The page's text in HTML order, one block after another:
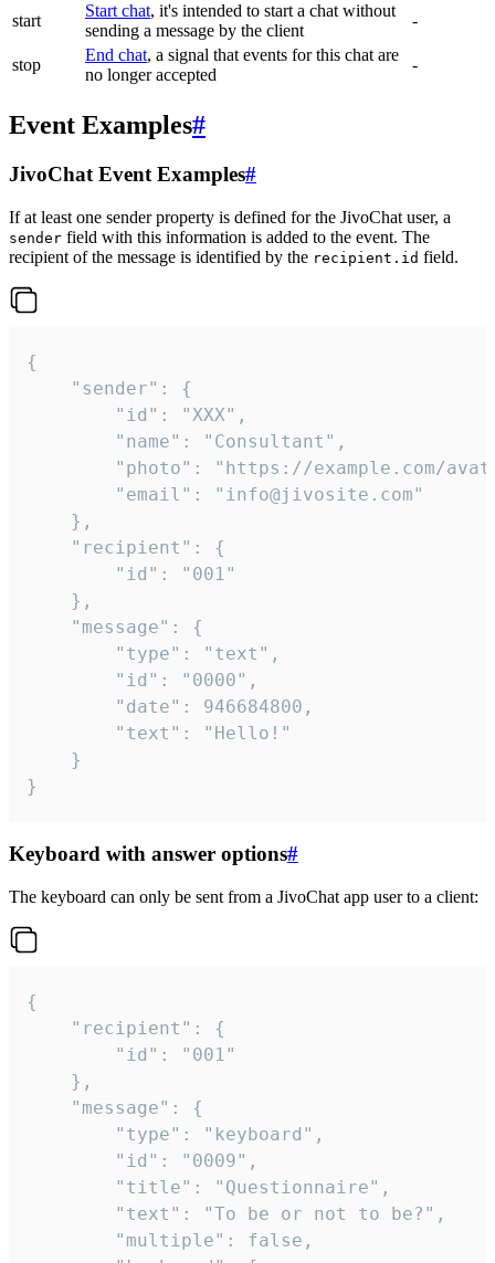
start
Start chat, it's intended to start a chat without
sending a message by the client
-
stop
End chat, a signal that events for this chat are
no longer accepted
-
Event Examples#
JivoChat Event Examples#
If at least one sender property is defined for the JivoChat user, a
sender field with this information is added to the event. The
recipient of the message is identified by the recipient.id field.
{
}
Keyboard with answer options#
The keyboard can only be sent from a JivoChat app user to a client:
{